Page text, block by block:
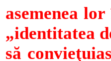
asemenea
„identitatea
să